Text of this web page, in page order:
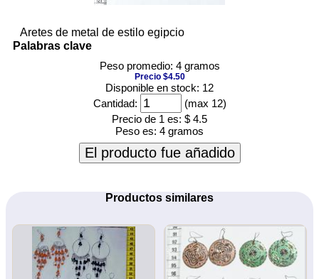
Aretes de metal de estilo egipcio
Palabras clave
Peso promedio: 4 gramos
Precio $4.50
Disponible en stock: 12
Cantidad:
(max 12)
Precio de 1 es: $ 4.5
Peso es: 4 gramos
El producto fue añadido
Productos similares